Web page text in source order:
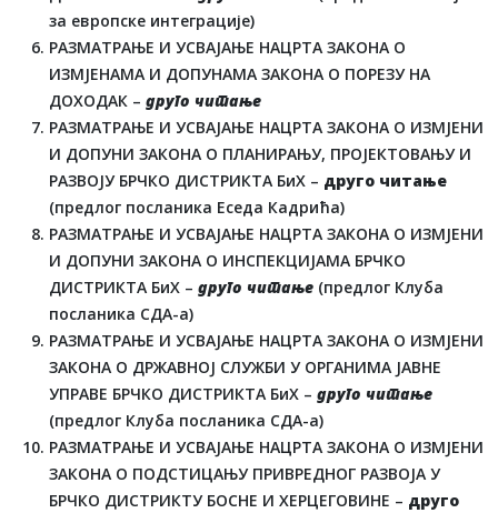
за европске интеграције)
РАЗМАТРАЊЕ И УСВАЈАЊЕ НАЦРТА ЗАКОНА О
ИЗМЈЕНАМА И ДОПУНАМА ЗАКОНА О ПОРЕЗУ НА
ДОХОДАК – друго читање
РАЗМАТРАЊЕ И УСВАЈАЊЕ НАЦРТА ЗАКОНА О ИЗМЈЕНИ
И ДОПУНИ ЗАКОНА О ПЛАНИРАЊУ, ПРОЈЕКТОВАЊУ И
РАЗВОЈУ БРЧКО ДИСТРИКТА БиХ – друго читање
(предлог посланика Еседа Кадрића)
РАЗМАТРАЊЕ И УСВАЈАЊЕ НАЦРТА ЗАКОНА О ИЗМЈЕНИ
И ДОПУНИ ЗАКОНА О ИНСПЕКЦИЈАМА БРЧКО
ДИСТРИКТА БиХ – друго читање (предлог Клуба
посланика СДА-а)
РАЗМАТРАЊЕ И УСВАЈАЊЕ НАЦРТА ЗАКОНА О ИЗМЈЕНИ
ЗАКОНА О ДРЖАВНОЈ СЛУЖБИ У ОРГАНИМА ЈАВНЕ
УПРАВЕ БРЧКО ДИСТРИКТА БиХ – друго читање
(предлог Клуба посланика СДА-а)
РАЗМАТРАЊЕ И УСВАЈАЊЕ НАЦРТА ЗАКОНА О ИЗМЈЕНИ
ЗАКОНА О ПОДСТИЦАЊУ ПРИВРЕДНОГ РАЗВОЈА У
БРЧКО ДИСТРИКТУ БОСНЕ И ХЕРЦЕГОВИНЕ – друго